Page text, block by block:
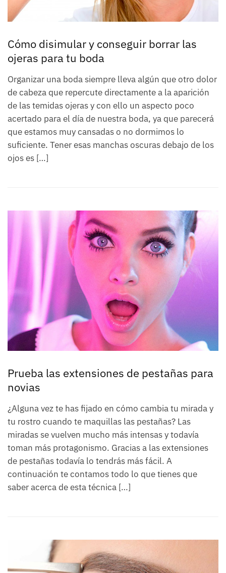
Cómo disimular y conseguir borrar las
ojeras para tu boda
Organizar una boda siempre lleva algún que otro dolor
de cabeza que repercute directamente a la aparición
de las temidas ojeras y con ello un aspecto poco
acertado para el día de nuestra boda, ya que parecerá
que estamos muy cansadas o no dormimos lo
suficiente. Tener esas manchas oscuras debajo de los
ojos es […]
Prueba las extensiones de pestañas para
novias
¿Alguna vez te has fijado en cómo cambia tu mirada y
tu rostro cuando te maquillas las pestañas? Las
miradas se vuelven mucho más intensas y todavía
toman más protagonismo. Gracias a las extensiones
de pestañas todavía lo tendrás más fácil. A
continuación te contamos todo lo que tienes que
saber acerca de esta técnica […]